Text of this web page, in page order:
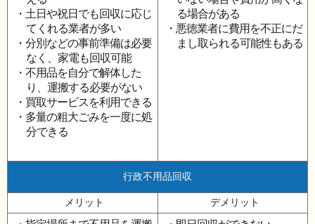
・土日や祝日でも回収に応じ
てくれる業者が多い
・分別などの事前準備は必要
なく、家電も回収可能
・不用品を自分で解体した
り、運搬する必要がない
・買取サービスを利用できる
・多量の粗大ごみを一度に処
分できる
る場合がある
・悪徳業者に費用を不正にだ
まし取られる可能性もある
行政不用品回収
メリット デメリット